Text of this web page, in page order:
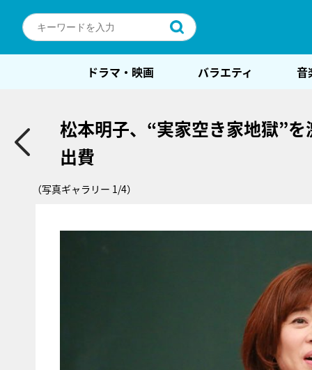
ドラマ・映画 バラエティ 音
松本明子、“実家空き家地獄”
出費
（写真ギャラリー 1/4）